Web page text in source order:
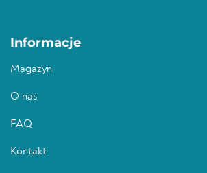
Informacje
Magazyn
O nas
FAQ
Kontakt